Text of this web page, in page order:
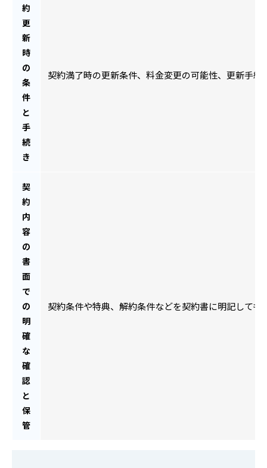
約
更
新
時
の
条
件
と
手
続
き
契約満了時の更新条件、料金変更の可能性、更新手続
契
約
内
容
の
書
面
で
の
明
確
な
確
認
と
保
管
契約条件や特典、解約条件などを契約書に明記して